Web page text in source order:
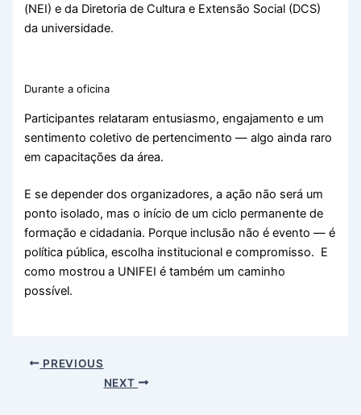
(NEI) e da Diretoria de Cultura e Extensão Social (DCS)
da universidade.
Durante a oficina
Participantes relataram entusiasmo, engajamento e um
sentimento coletivo de pertencimento — algo ainda raro
em capacitações da área.
E se depender dos organizadores, a ação não será um
ponto isolado, mas o início de um ciclo permanente de
formação e cidadania. Porque inclusão não é evento — é
política pública, escolha institucional e compromisso. E
como mostrou a UNIFEI é também um caminho
possível.
PREVIOUS
NEXT